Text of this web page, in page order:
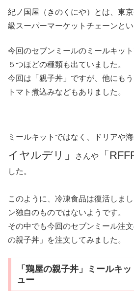
紀ノ国屋（きのくにや）とは、東
級スーパーマーケットチェーンとい
今回のセブンミールのミールキッ
５つほどの種類も出ていました。
今回は「親子丼」ですが、他にも
トマト煮込みなどもありました。
ミールキットではなく、ドリアや
イヤルデリ」
さんや 「
した。
このように、冷凍食品は復活しま
ン独自のものではないようです。
その中でも今回のセブンミール注
の親子丼」を注文してみました。
「鶏屋の親子丼」ミールキ
ュー